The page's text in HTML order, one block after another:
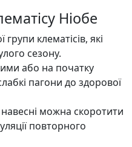
Ніобе
клематісів, які
сезону.
або на початку
пагони до здорової
можна скоротити
повторного